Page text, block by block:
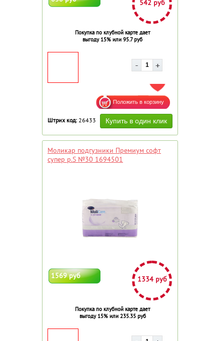
542 руб
Покупка по клубной карте дает
выгоду 15% или 95.7 руб
ДОБАВИТЬ В ИЗБРАННОЕ
Штрих код: 26433
Моликар подгузники Премиум софт
супер р.S №30 1694501
1569 руб 1334 руб
Покупка по клубной карте дает
выгоду 15% или 235.35 руб